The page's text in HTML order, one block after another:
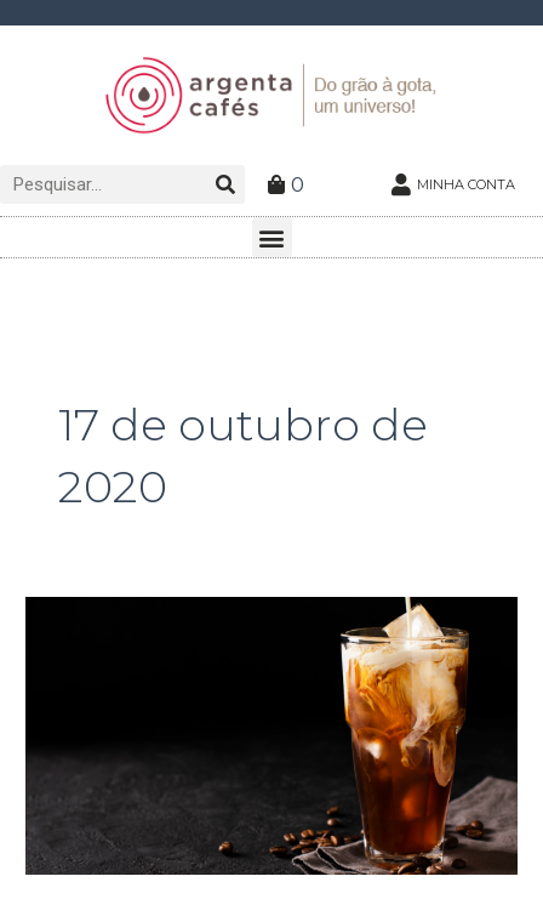
Pesquisar Pesquisar
0 MINHA CONTA
Menu
17 de outubro de
2020